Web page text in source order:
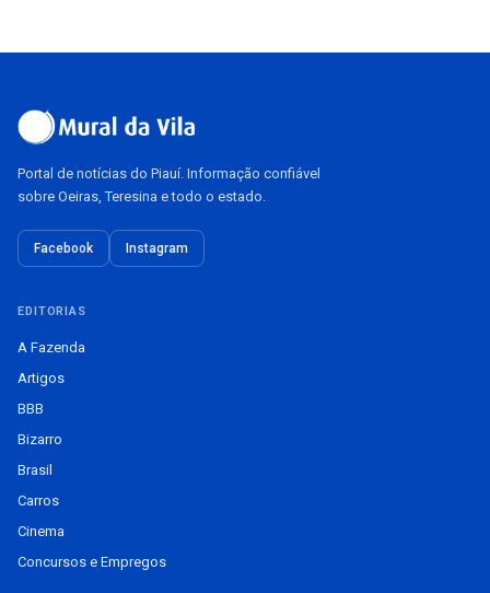
Portal de notícias do Piauí. Informação confiável
sobre Oeiras, Teresina e todo o estado.
Facebook Instagram
EDITORIAS
A Fazenda
Artigos
BBB
Bizarro
Brasil
Carros
Cinema
Concursos e Empregos